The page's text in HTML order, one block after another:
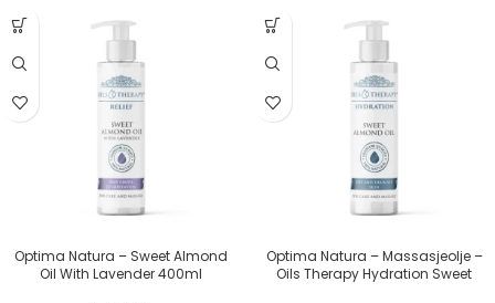
Optima Natura – Sweet Almond
Oil With Lavender 400ml
Optima Natura – Massasjeolje –
Oils Therapy Hydration Sweet